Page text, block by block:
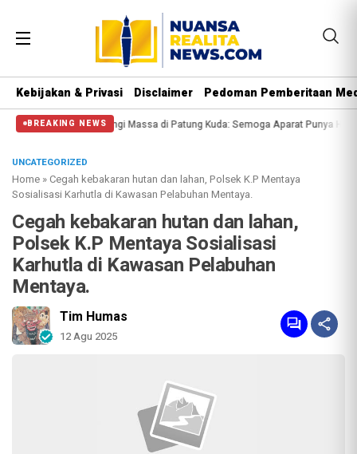
Kebijakan & Privasi Disclaimer Pedoman Pemberitaan
BREAKING NEWS
Halangi Massa di Patung Kuda: Semoga Aparat Punya Hati Nurani
UNCATEGORIZED
Home »Cegah kebakaran hutan dan lahan, Polsek K.P Mentaya
Sosialisasi Karhutla di Kawasan Pelabuhan Mentaya.
Cegah kebakaran hutan dan lahan,
Polsek K.P Mentaya Sosialisasi
Karhutla di Kawasan Pelabuhan
Mentaya.
Tim Humas
12 Agu 2025